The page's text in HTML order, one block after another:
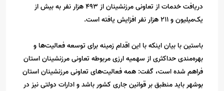
دریافت خدمات از تعاونی مرزنشینان از 493 هزار نفر به بیش از
یک‌میلیون و 211 هزار نفر افزایش یافته است.
باستین با بیان اینکه با این اقدام زمینه برای توسعه فعالیت‌ها و
بهره‌مندی حداکثری از سهمیه ارزی مربوطه تعاونی مرزنشینان استان
فراهم شده است، گفت: همه فعالیت‌های تعاونی مرزنشینان استان
بوشهر باید منطبق بر قوانین جاری کشور باشد و ادارات دولتی نیز در